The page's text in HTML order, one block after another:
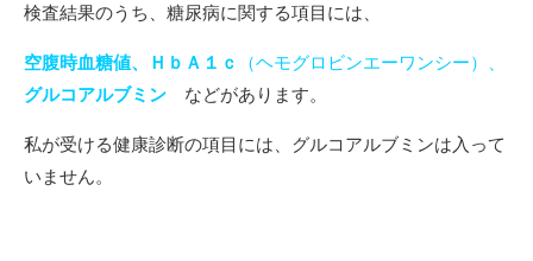
検査結果のうち、糖尿病に関する項目には、
空腹時血糖値、 ＨｂＡ１ｃ
（ヘモグロビンエーワンシー）、
グルコアルブミン などがあります。
私が受ける健康診断の項目には、グルコアルブミンは入って
いません。